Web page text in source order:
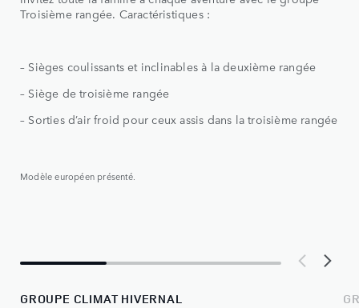
Troisième rangée. Caractéristiques :
– Sièges coulissants et inclinables à la deuxième rangée
– Siège de troisième rangée
– Sorties d’air froid pour ceux assis dans la troisième rangée
Modèle européen présenté.
GROUPE CLIMAT HIVERNAL